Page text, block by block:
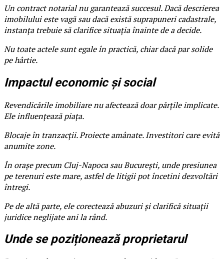
Un contract notarial nu garantează succesul. Dacă descrierea
imobilului este vagă sau dacă există suprapuneri cadastrale,
instanța trebuie să clarifice situația înainte de a decide.
Nu toate actele sunt egale în practică, chiar dacă par solide
pe hârtie.
Impactul economic și social
Revendicările imobiliare nu afectează doar părțile implicate.
Ele influențează piața.
Blocaje în tranzacții. Proiecte amânate. Investitori care evită
anumite zone.
În orașe precum Cluj-Napoca sau București, unde presiunea
pe terenuri este mare, astfel de litigii pot încetini dezvoltări
întregi.
Pe de altă parte, ele corectează abuzuri și clarifică situații
juridice neglijate ani la rând.
Unde se poziționează proprietarul